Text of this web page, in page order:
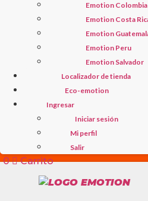
Emotion Colombia
Emotion Costa
Emotion
Emotion Peru
Emotion Salvador
Localizador de tienda
Eco-emotion
Ingresar
Iniciar sesión
Mi perfil
Salir
0 Carrito